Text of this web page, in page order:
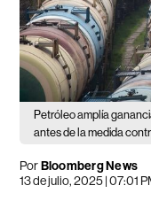
Petróleo amplía
antes de la medida
PorBloomberg News
13 de julio, 2025 | 07:01